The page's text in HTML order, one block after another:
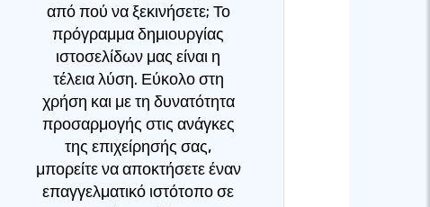
από πού να ξεκινήσετε; Το
πρόγραμμα δημιουργίας
ιστοσελίδων μας είναι η
τέλεια λύση. Εύκολο στη
χρήση και με τη δυνατότητα
προσαρμογής στις ανάγκες
της επιχείρησής σας,
μπορείτε να αποκτήσετε έναν
επαγγελματικό ιστότοπο σε